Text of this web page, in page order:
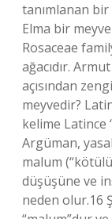
tanımlanan
Elma bir
Rosaceae
ağacıdır.
açısından
meyvedir?
kelime Latince
Argüman,
malum
düşüşüne ve
neden olur.16